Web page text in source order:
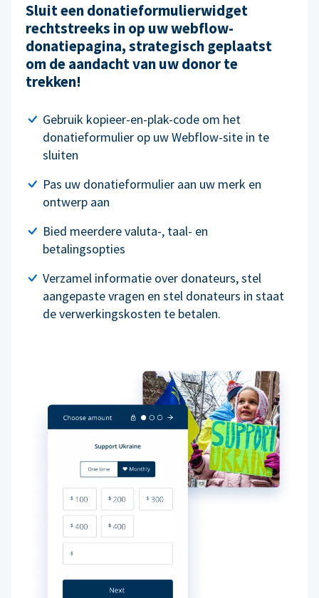
Sluit een donatieformulierwidget
rechtstreeks in op uw webflow-
donatiepagina, strategisch geplaatst
om de aandacht van uw donor te
trekken!
Gebruik kopieer-en-plak-code om het
donatieformulier op uw Webflow-site in te
sluiten
Pas uw donatieformulier aan uw merk en
ontwerp aan
Bied meerdere valuta-, taal- en
betalingsopties
Verzamel informatie over donateurs, stel
aangepaste vragen en stel donateurs in staat
de verwerkingskosten te betalen.